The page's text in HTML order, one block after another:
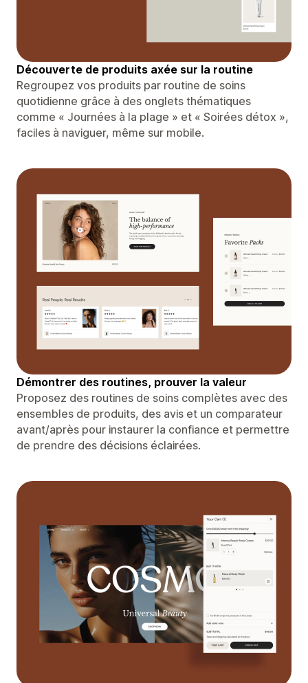
Découverte de produits axée sur la routine
Regroupez vos produits par routine de soins
quotidienne grâce à des onglets thématiques
comme « Journées à la plage » et « Soirées détox »,
faciles à naviguer, même sur mobile.
Démontrer des routines, prouver la valeur
Proposez des routines de soins complètes avec des
ensembles de produits, des avis et un comparateur
avant/après pour instaurer la confiance et permettre
de prendre des décisions éclairées.